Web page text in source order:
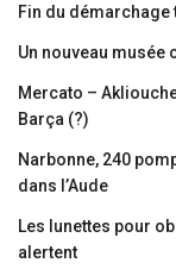
Fin du
Un nouveau musée
Mercato –
Barça (?)
Narbonne, 240
dans l’Aude
Les lunettes pour
alertent